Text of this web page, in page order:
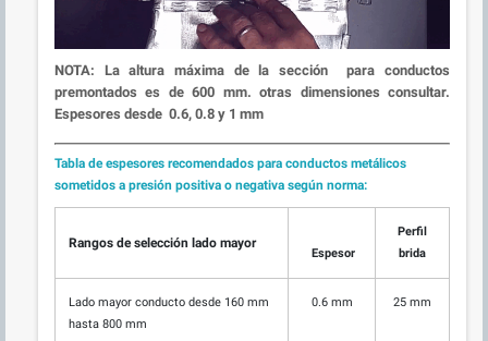
NOTA: La altura máxima de la sección para conductos
premontados es de 600 mm. otras dimensiones consultar.
Espesores desde 0.6, 0.8 y 1 mm
Tabla de espesores recomendados para conductos metálicos
sometidos a presión positiva o negativa según norma:
Rangos de selección lado mayor
Espesor
Perfil
brida
Lado mayor conducto desde 160 mm
hasta 800 mm
0.6 mm 25 mm